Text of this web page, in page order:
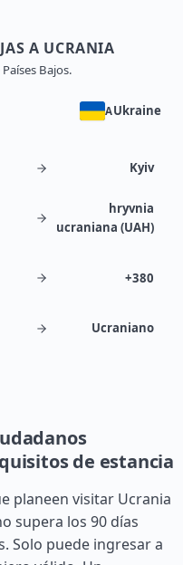
A UCRANIA
Bajos.
AUkraine
Kyiv
hryvnia
ucraniana (UAH)
+380
Ucraniano
de estancia
planeen visitar Ucrania
supera los 90 días
Solo puede ingresar a